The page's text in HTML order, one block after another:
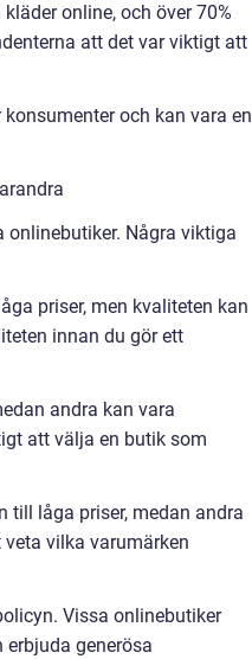
online, och över 70%
att det var viktigt att
och kan vara en
Några viktiga
priser, men kvaliteten kan
innan du gör ett
andra kan vara
att välja en butik som
till låga priser, medan andra
vilka varumärken
Vissa onlinebutiker
generösa